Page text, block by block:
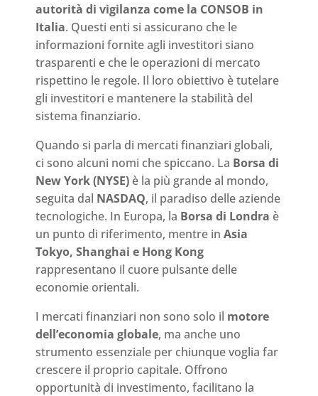
autorità di vigilanza come la CONSOB in
Italia. Questi enti si assicurano che le
informazioni fornite agli investitori siano
trasparenti e che le operazioni di mercato
rispettino le regole. Il loro obiettivo è tutelare
gli investitori e mantenere la stabilità del
sistema finanziario.
Quando si parla di mercati finanziari globali,
ci sono alcuni nomi che spiccano. La Borsa di
New York (NYSE)è la più grande al mondo,
seguita dal NASDAQ, il paradiso delle aziende
tecnologiche. In Europa, la Borsa di Londra è
un punto di riferimento, mentre in Asia
Tokyo, Shanghai e Hong Kong
rappresentano il cuore pulsante delle
economie orientali.
I mercati finanziari non sono solo il motore
dell’economia globale, ma anche uno
strumento essenziale per chiunque voglia far
crescere il proprio capitale. Offrono
opportunità di investimento, facilitano la